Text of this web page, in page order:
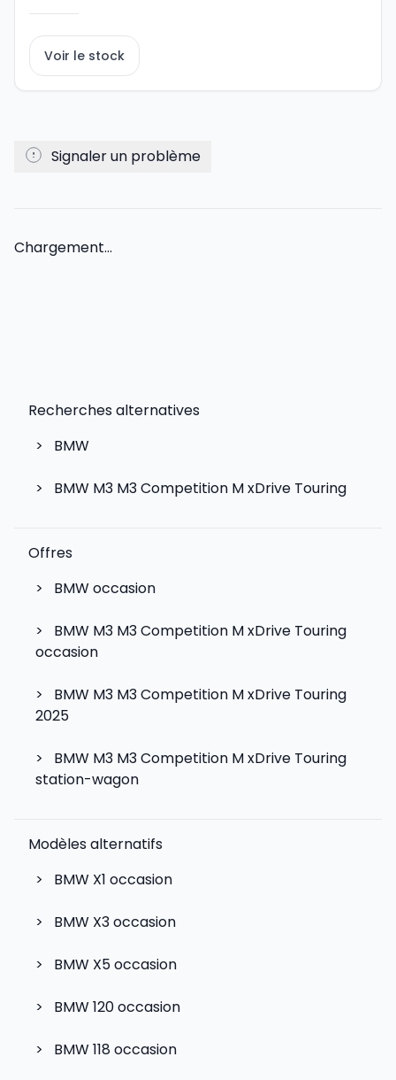
Voir le stock
Signaler un problème
Chargement...
Recherches alternatives
>
BMW
> BMW M3 M3 Competition M xDrive Touring
Offres
>
BMW occasion
>
BMW M3 M3 Competition M xDrive Touring
occasion
>
BMW M3 M3 Competition M xDrive Touring
2025
>
BMW M3 M3 Competition M xDrive Touring
station-wagon
Modèles alternatifs
>
BMW X1 occasion
> BMW X3occasion
> BMW X5occasion
> BMW 120occasion
> BMW 118occasion